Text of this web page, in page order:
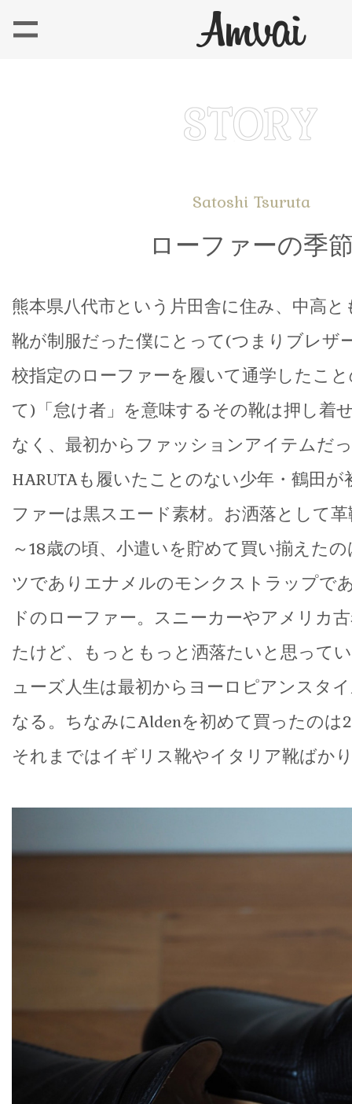
Satoshi Tsuruta
ローファーの季
熊本県八代市という片田舎に住み、中高
靴が制服だった僕にとって(つまりブレザ
校指定のローファーを履いて通学したこ
て)「怠け者」を意味するその靴は押し着
なく、最初からファッションアイテムだ
HARUTAも履いたことのない少年・鶴田
ファーは黒スエード素材。お洒落として
～18歳の頃、小遣いを貯めて買い揃えた
ツでありエナメルのモンクストラップで
ドのローファー。スニーカーやアメリカ
たけど、もっともっと洒落たいと思って
ューズ人生は最初からヨーロピアンスタ
なる。ちなみにAldenを初めて買ったのは
それまではイギリス靴やイタリア靴ばか